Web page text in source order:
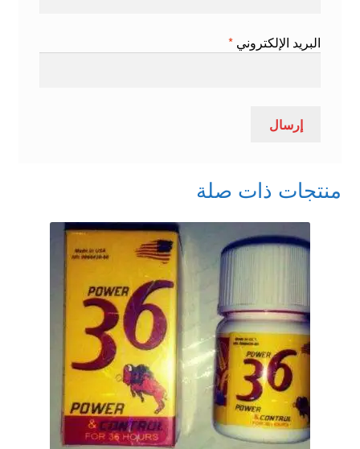
البريد الإلكتروني *
منتجات ذات صلة